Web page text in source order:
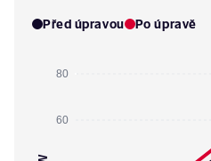
Před úpravou Po úpravě
80
60